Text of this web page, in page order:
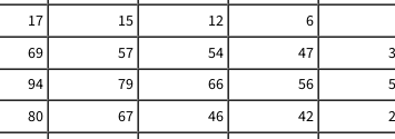
17 15 12 6
69 57 54 47
94 79 66 56
80 67 46 42